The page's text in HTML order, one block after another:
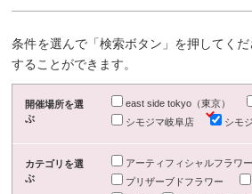
条件を選んで「検索ボタン」を押してく
することができます。
開催場所を選
ぶ
east side tokyo（東京）
シモジマ岐阜店
シモ
カテゴリを選
ぶ
アーティフィシャルフラワー
プリザーブドフラワー